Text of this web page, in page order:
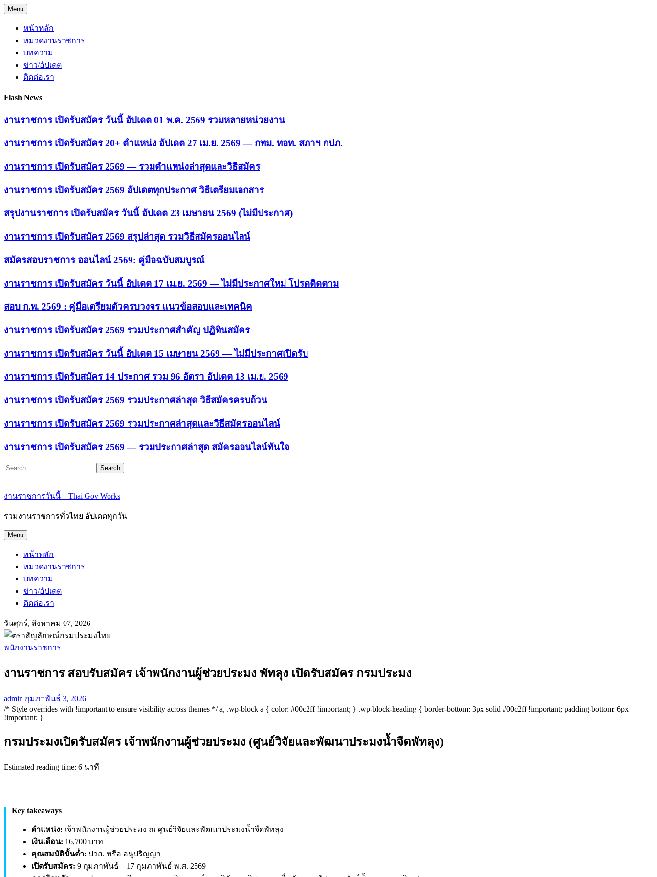
Skip
to
content
Menu
หน้าหลัก
หมวดงานราชการ
บทความ
ข่าว/อัปเดต
ติดต่อเรา
Flash News
งานราชการ เปิดรับสมัคร วันนี้ อัปเดต 01 พ.ค. 2569 รวมหลายหน่วยงาน
งานราชการ เปิดรับสมัคร 20+ ตำแหน่ง อัปเดต 27 เม.ย. 2569 — กทม. ทอท. สภาฯ กปภ.
งานราชการ เปิดรับสมัคร 2569 — รวมตำแหน่งล่าสุดและวิธีสมัคร
งานราชการ เปิดรับสมัคร 2569 อัปเดตทุกประกาศ วิธีเตรียมเอกสาร
สรุปงานราชการ เปิดรับสมัคร วันนี้ อัปเดต 23 เมษายน 2569 (ไม่มีประกาศ)
งานราชการ เปิดรับสมัคร 2569 สรุปล่าสุด รวมวิธีสมัครออนไลน์
สมัครสอบราชการ ออนไลน์ 2569: คู่มือฉบับสมบูรณ์
งานราชการ เปิดรับสมัคร วันนี้ อัปเดต 17 เม.ย. 2569 — ไม่มีประกาศใหม่ โปรดติดตาม
สอบ ก.พ. 2569 : คู่มือเตรียมตัวครบวงจร แนวข้อสอบและเทคนิค
งานราชการ เปิดรับสมัคร 2569 รวมประกาศสำคัญ ปฏิทินสมัคร
งานราชการ เปิดรับสมัคร วันนี้ อัปเดต 15 เมษายน 2569 — ไม่มีประกาศเปิดรับ
งานราชการ เปิดรับสมัคร 14 ประกาศ รวม 96 อัตรา อัปเดต 13 เม.ย. 2569
งานราชการ เปิดรับสมัคร 2569 รวมประกาศล่าสุด วิธีสมัครครบถ้วน
งานราชการ เปิดรับสมัคร 2569 รวมประกาศล่าสุดและวิธีสมัครออนไลน์
งานราชการ เปิดรับสมัคร 2569 — รวมประกาศล่าสุด สมัครออนไลน์ทันใจ
Search
งานราชการวันนี้ – Thai Gov Works
รวมงานราชการทั่วไทย อัปเดตทุกวัน
Menu
หน้าหลัก
หมวดงานราชการ
บทความ
ข่าว/อัปเดต
ติดต่อเรา
วันศุกร์, สิงหาคม 07, 2026
พนักงานราชการ
งานราชการ สอบรับสมัคร เจ้าพนักงานผู้ช่วยประมง พัทลุง เปิดรับสมัคร กรมประมง
admin กุมภาพันธ์ 3, 2026
/* Style overrides with !important to ensure visibility across themes */ a, .wp-block a { color: #00c2ff !important; } .wp-block-heading { border-bottom: 3px solid #00c2ff !important; padding-bottom: 6px
!important; }
กรมประมงเปิดรับสมัคร เจ้าพนักงานผู้ช่วยประมง (ศูนย์วิจัยและพัฒนาประมงน้ำจืดพัทลุง)
Estimated reading time: 6 นาที
Key takeaways
ตำแหน่ง: เจ้าพนักงานผู้ช่วยประมง ณ ศูนย์วิจัยและพัฒนาประมงน้ำจืดพัทลุง
เงินเดือน: 16,700 บาท
คุณสมบัติขั้นต่ำ: ปวส. หรือ อนุปริญญา
เปิดรับสมัคร: 9 กุมภาพันธ์ – 17 กุมภาพันธ์ พ.ศ. 2569